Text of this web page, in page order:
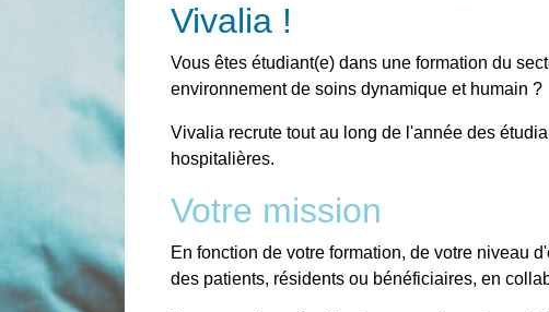
Vivalia !
Vous êtes étudiant(e) dans une formation du
environnement de soins dynamique et humain ?
Vivalia recrute tout au long de l'année des
hospitalières.
Votre mission
En fonction de votre formation, de votre niveau
des patients, résidents ou bénéficiaires, en